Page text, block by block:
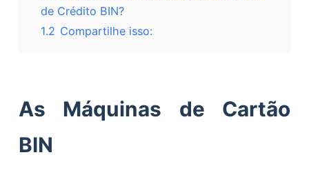
de Crédito BIN?
1.2 Compartilhe isso:
As Máquinas de Cartão
BIN